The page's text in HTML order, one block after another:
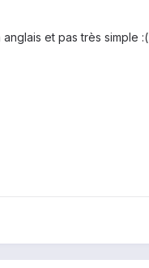
et pas très simple :(